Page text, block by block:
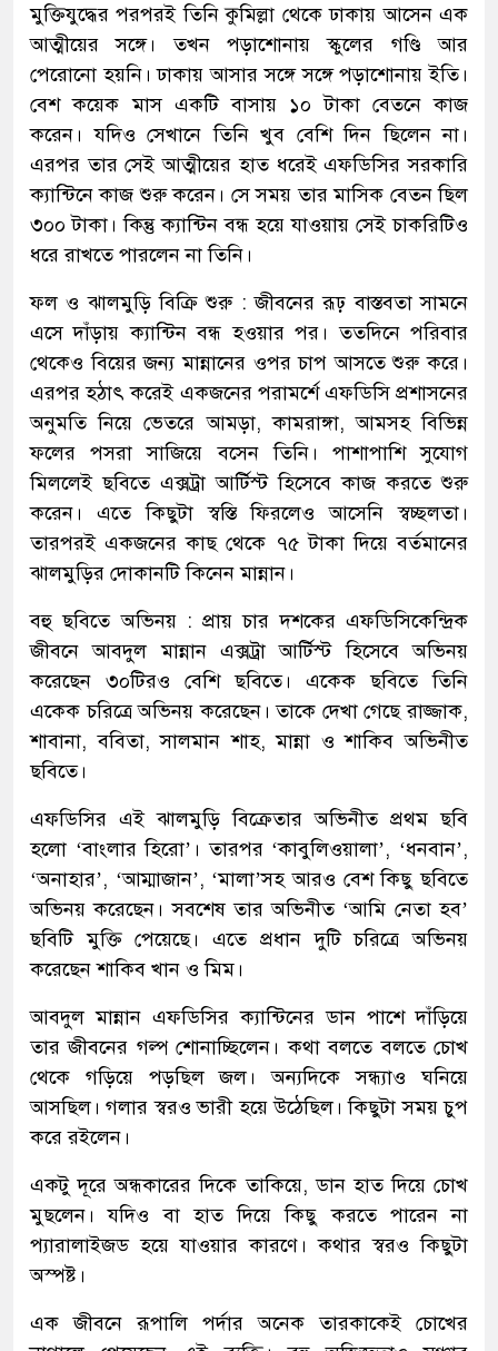
মুক্তিযুদ্ধের পরপরই তিনি কুমিল্লা থেকে ঢাকায় আসেন এক
আত্মীয়ের সঙ্গে। তখন পড়াশোনায় স্কুলের গণ্ডি আর
পেরোনো হয়নি। ঢাকায় আসার সঙ্গে সঙ্গে পড়াশোনায় ইতি।
বেশ কয়েক মাস একটি বাসায় ১০ টাকা বেতনে কাজ
করেন। যদিও সেখানে তিনি খুব বেশি দিন ছিলেন না।
এরপর তার সেই আত্মীয়ের হাত ধরেই এফডিসির সরকারি
ক্যান্টিনে কাজ শুরু করেন। সে সময় তার মাসিক বেতন ছিল
৩০০ টাকা। কিন্তু ক্যান্টিন বন্ধ হয়ে যাওয়ায় সেই চাকরিটিও
ধরে রাখতে পারলেন না তিনি।
ফল ও ঝালমুড়ি বিক্রি শুরু : জীবনের রূঢ় বাস্তবতা সামনে
এসে দাঁড়ায় ক্যান্টিন বন্ধ হওয়ার পর। ততদিনে পরিবার
থেকেও বিয়ের জন্য মান্নানের ওপর চাপ আসতে শুরু করে।
এরপর হঠাৎ করেই একজনের পরামর্শে এফডিসি প্রশাসনের
অনুমতি নিয়ে ভেতরে আমড়া, কামরাঙ্গা, আমসহ বিভিন্ন
ফলের পসরা সাজিয়ে বসেন তিনি। পাশাপাশি সুযোগ
মিললেই ছবিতে এক্সট্রা আর্টিস্ট হিসেবে কাজ করতে শুরু
করেন। এতে কিছুটা স্বস্তি ফিরলেও আসেনি স্বচ্ছলতা।
তারপরই একজনের কাছ থেকে ৭৫ টাকা দিয়ে বর্তমানের
ঝালমুড়ির দোকানটি কিনেন মান্নান।
বহু ছবিতে অভিনয় : প্রায় চার দশকের এফডিসিকেন্দ্রিক
জীবনে আবদুল মান্নান এক্সট্রা আর্টিস্ট হিসেবে অভিনয়
করেছেন ৩০টিরও বেশি ছবিতে। একেক ছবিতে তিনি
একেক চরিত্রে অভিনয় করেছেন। তাকে দেখা গেছে রাজ্জাক,
শাবানা, ববিতা, সালমান শাহ, মান্না ও শাকিব অভিনীত
ছবিতে।
এফডিসির এই ঝালমুড়ি বিক্রেতার অভিনীত প্রথম ছবি
হলো ‘বাংলার হিরো’। তারপর ‘কাবুলিওয়ালা’, ‘ধনবান’,
‘অনাহার’, ‘আম্মাজান’, ‘মালা’সহ আরও বেশ কিছু ছবিতে
অভিনয় করেছেন। সবশেষ তার অভিনীত ‘আমি নেতা হব’
ছবিটি মুক্তি পেয়েছে। এতে প্রধান দুটি চরিত্রে অভিনয়
করেছেন শাকিব খান ও মিম।
আবদুল মান্নান এফডিসির ক্যান্টিনের ডান পাশে দাঁড়িয়ে
তার জীবনের গল্প শোনাচ্ছিলেন। কথা বলতে বলতে চোখ
থেকে গড়িয়ে পড়ছিল জল। অন্যদিকে সন্ধ্যাও ঘনিয়ে
আসছিল। গলার স্বরও ভারী হয়ে উঠেছিল। কিছুটা সময় চুপ
করে রইলেন।
একটু দূরে অন্ধকারের দিকে তাকিয়ে, ডান হাত দিয়ে চোখ
মুছলেন। যদিও বা হাত দিয়ে কিছু করতে পারেন না
প্যারালাইজড হয়ে যাওয়ার কারণে। কথার স্বরও কিছুটা
অস্পষ্ট।
এক জীবনে রূপালি পর্দার অনেক তারকাকেই চোখের